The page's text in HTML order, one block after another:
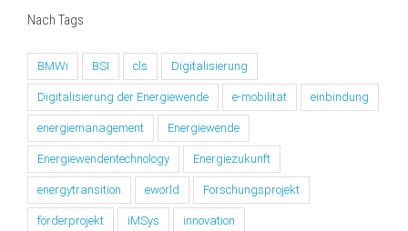
Nach Tags
BMWi BSI cls Digitalisierung
Digitalisierung der Energiewende e-mobilität einbindung
energiemanagement Energiewende
Energiewendentechnology Energiezukunft
energytransition eworld Forschungsprojekt
förderprojekt iMSys innovation